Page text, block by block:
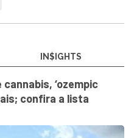
IN$IGHTS
‘ozempic
confira a lista